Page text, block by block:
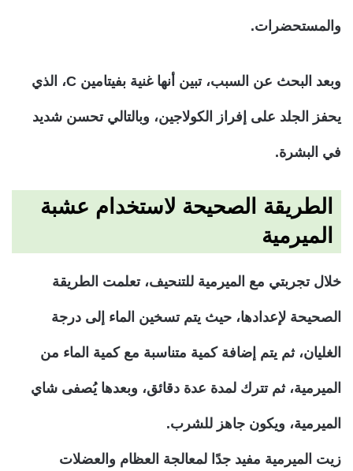
والمستحضرات.
وبعد البحث عن السبب، تبين أنها غنية بفيتامين C، الذي
يحفز الجلد على إفراز الكولاجين، وبالتالي تحسن شديد
في البشرة.
الطريقة الصحيحة لاستخدام عشبة
الميرمية
خلال تجربتي مع الميرمية للتنحيف، تعلمت الطريقة
الصحيحة لإعدادها، حيث يتم تسخين الماء إلى درجة
الغليان، ثم يتم إضافة كمية متناسبة مع كمية الماء من
الميرمية، ثم تترك لمدة عدة دقائق، وبعدها يُصفى شاي
الميرمية، ويكون جاهز للشرب.
زيت الميرمية مفيد جدًا لمعالجة العظام والعضلات